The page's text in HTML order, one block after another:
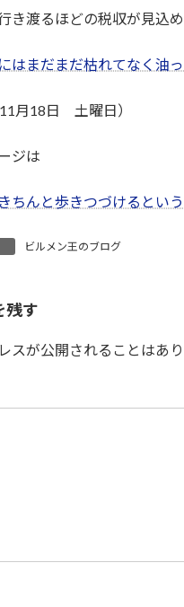
き渡るほどの税収が見込
はまだまだ枯れてなく油
11月18日 土曜日）
ジは
ちんと歩きつづけるとい
ビルメン王のブログ
残す
スが公開されることはあり